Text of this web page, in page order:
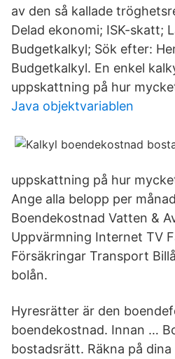
av den så kallade
Delad ekonomi; ISK-skatt;
Budgetkalkyl; Sök efter:
Budgetkalkyl. En enkel
uppskattning på hur
Java objektvariablen
uppskattning på hur
Ange alla belopp per
Boendekostnad Vatten &
Uppvärmning Internet TV
Försäkringar Transport
bolån.
Hyresrätter är den
boendekostnad. Innan …
bostadsrätt. Räkna på